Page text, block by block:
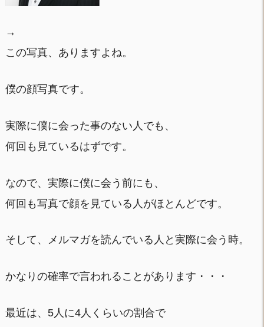
→
この写真、ありますよね。
僕の顔写真です。
実際に僕に会った事のない人でも、
何回も見ているはずです。
なので、実際に僕に会う前にも、
何回も写真で顔を見ている人がほとんどです。
そして、メルマガを読んでいる人と実際に会う時。
かなりの確率で言われることがあります・・・
最近は、5人に4人くらいの割合で